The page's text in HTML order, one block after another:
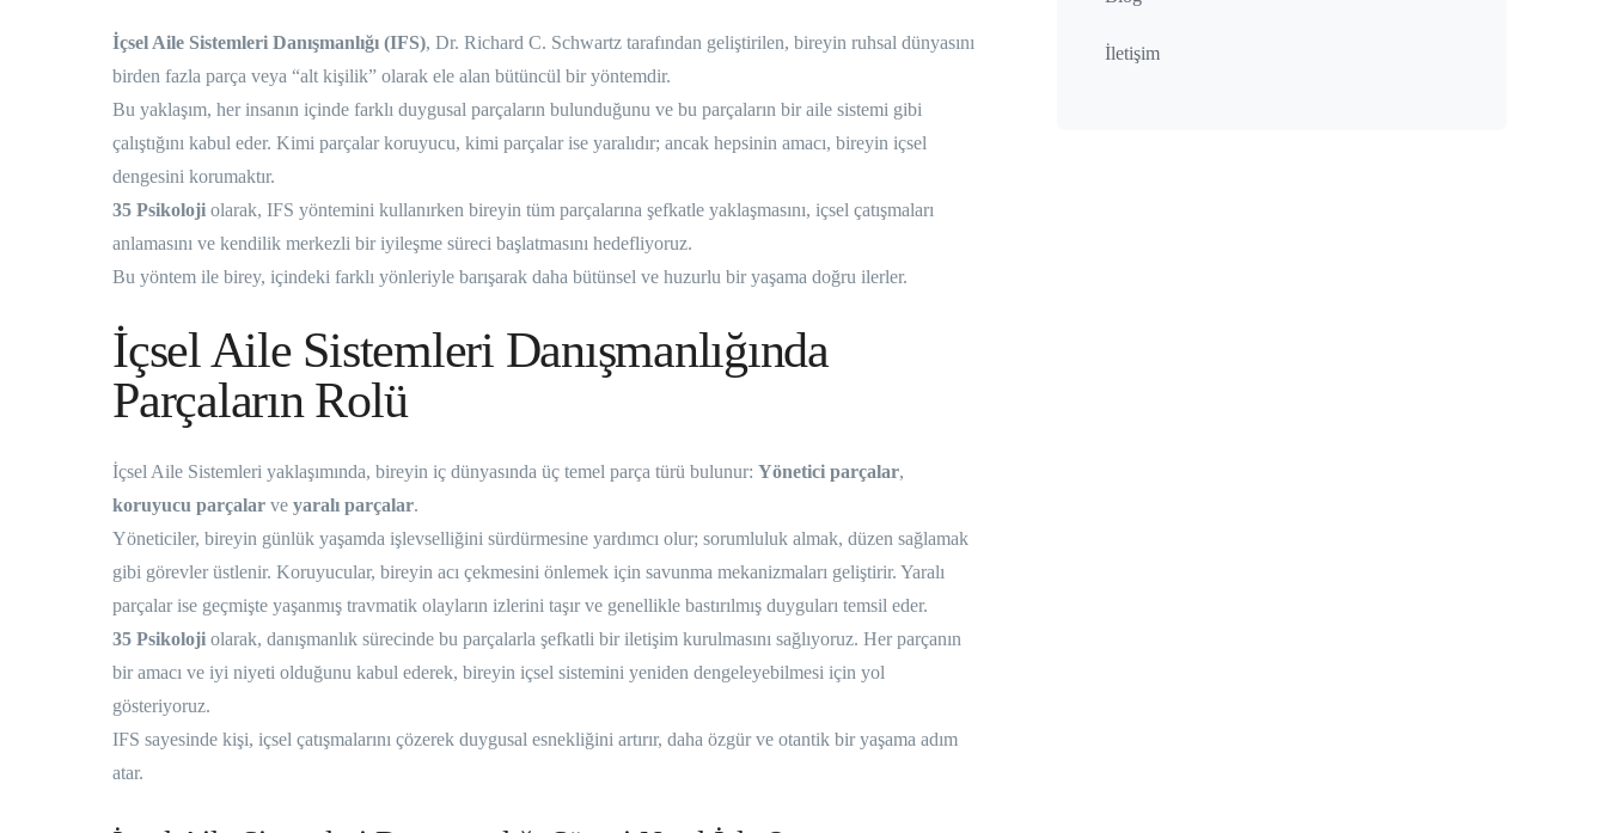
İçsel Aile Sistemleri Danışmanlığı (IFS), Dr. Richard C. Schwartz tarafından geliştirilen, bireyin ruhsal dünyasını
birden fazla parça veya “alt kişilik” olarak ele alan bütüncül bir yöntemdir.
Bu yaklaşım, her insanın içinde farklı duygusal parçaların bulunduğunu ve bu parçaların bir aile sistemi gibi
çalıştığını kabul eder. Kimi parçalar koruyucu, kimi parçalar ise yaralıdır; ancak hepsinin amacı, bireyin içsel
dengesini korumaktır.
35 Psikoloji olarak, IFS yöntemini kullanırken bireyin tüm parçalarına şefkatle yaklaşmasını, içsel çatışmaları
anlamasını ve kendilik merkezli bir iyileşme süreci başlatmasını hedefliyoruz.
Bu yöntem ile birey, içindeki farklı yönleriyle barışarak daha bütünsel ve huzurlu bir yaşama doğru ilerler.
İçsel Aile Sistemleri Danışmanlığında
Parçaların Rolü
İçsel Aile Sistemleri yaklaşımında, bireyin iç dünyasında üç temel parça türü bulunur: Yönetici parçalar,
koruyucu parçalar ve yaralı parçalar.
Yöneticiler, bireyin günlük yaşamda işlevselliğini sürdürmesine yardımcı olur; sorumluluk almak, düzen sağlamak
gibi görevler üstlenir. Koruyucular, bireyin acı çekmesini önlemek için savunma mekanizmaları geliştirir. Yaralı
parçalar ise geçmişte yaşanmış travmatik olayların izlerini taşır ve genellikle bastırılmış duyguları temsil eder.
35 Psikoloji olarak, danışmanlık sürecinde bu parçalarla şefkatli bir iletişim kurulmasını sağlıyoruz. Her parçanın
bir amacı ve iyi niyeti olduğunu kabul ederek, bireyin içsel sistemini yeniden dengeleyebilmesi için yol
gösteriyoruz.
IFS sayesinde kişi, içsel çatışmalarını çözerek duygusal esnekliğini artırır, daha özgür ve otantik bir yaşama adım
atar.
İletişim